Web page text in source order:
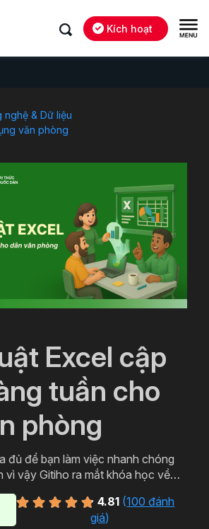
Kích hoạt
nghệ & Dữ liệu
văn phòng
Excel cập
tuần cho
phòng
đủ để bạn làm việc nhanh chóng
vì vậy Gitiho ra mắt khóa học về
thao tác về những hàm, công cụ
dụng để giải quyết công việc một
4.81 (100 đánh
giá)